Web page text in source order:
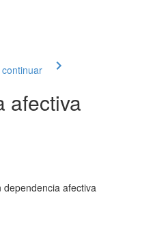
afectiva
afectiva